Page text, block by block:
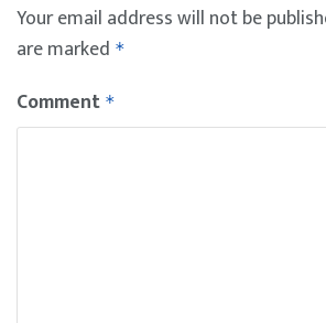
Your email address will not be
are marked *
Comment *